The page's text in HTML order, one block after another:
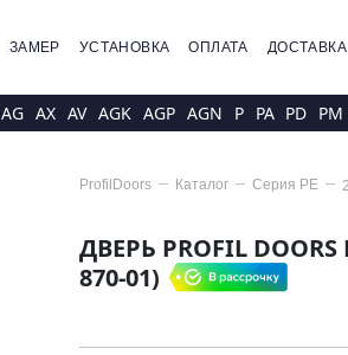
ЗАМЕР УСТАНОВКА ОПЛАТА ДОСТАВКА
AG AX AV AGK AGP AGN P PA PD PM
ProfilDoors Каталог Серия PE
ДВЕРЬ PROFIL
870-01)